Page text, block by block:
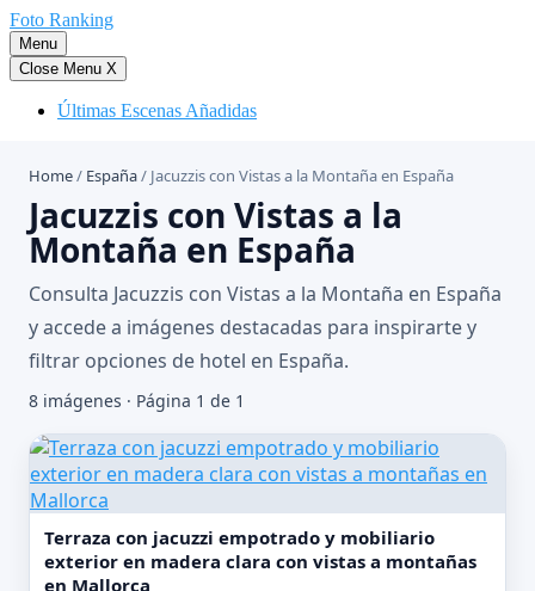
Saltar
al
contenido
Foto Ranking
Menu
Close Menu X
Últimas Escenas Añadidas
Home/ España/ Jacuzzis con Vistas a la Montaña en España
Jacuzzis con Vistas a la
Montaña en España
Consulta Jacuzzis con Vistas a la Montaña en España
y accede a imágenes destacadas para inspirarte y
filtrar opciones de hotel en España.
8 imágenes · Página 1 de 1
Terraza con jacuzzi empotrado y mobiliario
exterior en madera clara con vistas a montañas
en Mallorca